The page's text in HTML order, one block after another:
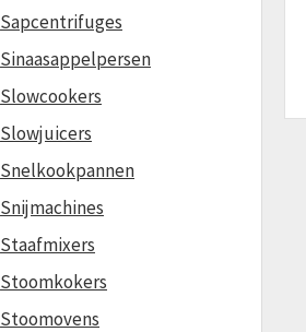
Sapcentrifuges
Sinaasappelpersen
Slowcookers
Slowjuicers
Snelkookpannen
Snijmachines
Staafmixers
Stoomkokers
Stoomovens